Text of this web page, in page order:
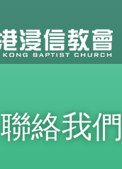
to
content
聯絡我們